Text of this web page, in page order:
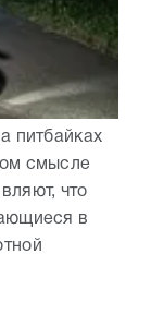
питбайках
смысле
что
в